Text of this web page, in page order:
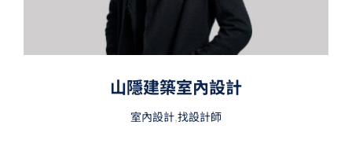
山隱建築室內設計
室內設計,找設計師